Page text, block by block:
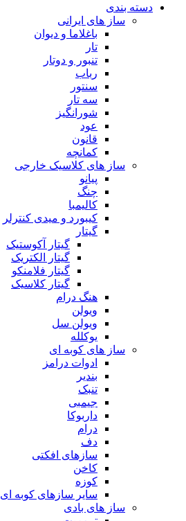
دسته بندی
ساز های ایرانی
باغلاما و دیوان
تار
تنبور و دوتار
رباب
سنتور
سه تار
شورانگیز
عود
قانون
کمانچه
ساز های کلاسیک خارجی
پیانو
چنگ
کالیمبا
کیبورد و میدی کنترلر
گیتار
گیتار آکوستیک
گیتار الکتریک
گیتار فلامنکو
گیتار کلاسیک
هنگ درام
ویولن
ویولن سل
یوکلله
ساز های کوبه ای
ادوات درامز
بندیر
تنبک
جیمبی
داربوکا
درام
دف
سازهای افکتی
کاخن
کوزه
سایر سازهای کوبه ای
ساز های بادی